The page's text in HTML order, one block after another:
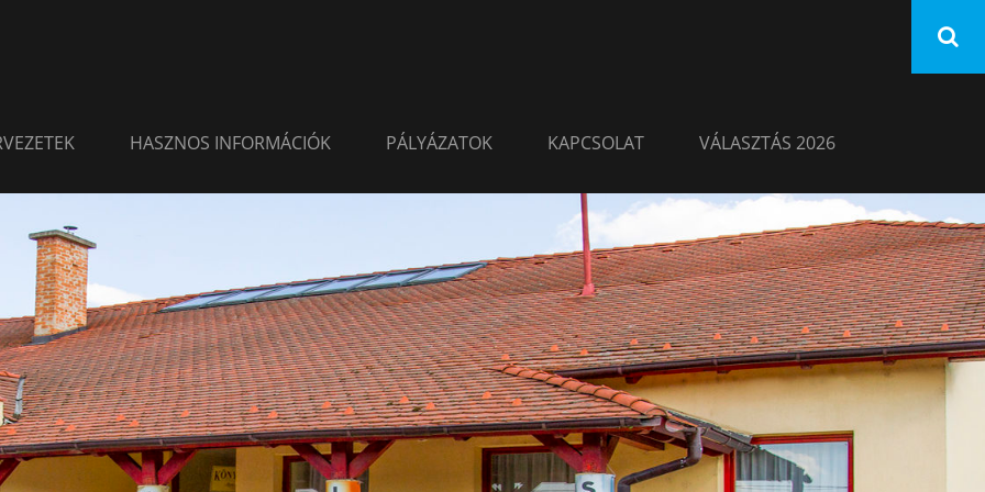
HASZNOS INFORMÁCIÓK PÁLYÁZATOK KAPCSOLAT VÁLASZTÁS 2026